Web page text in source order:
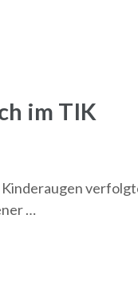
im TIK
Kinderaugen
…